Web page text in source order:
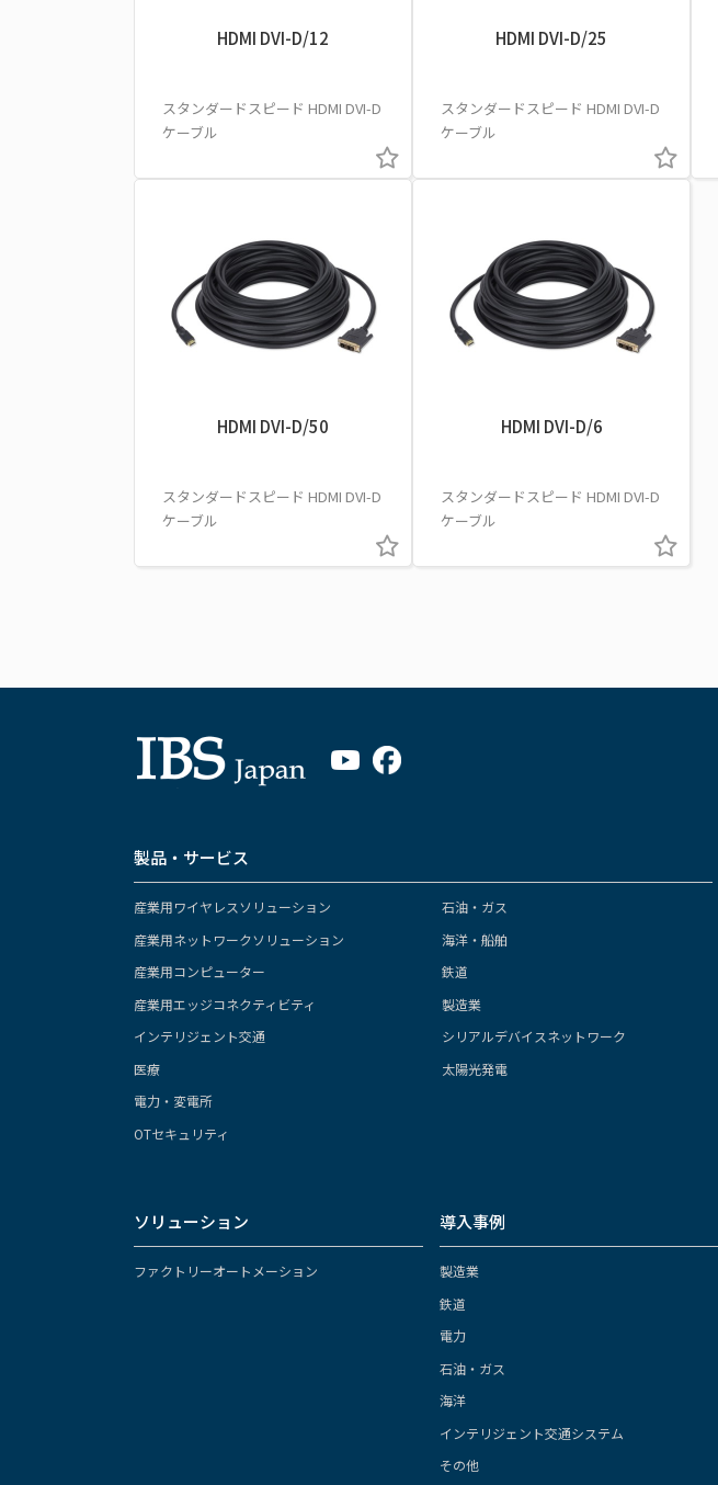
HDMI DVI-D/12
スタンダードスピード HDMI DVI-D
ケーブル
HDMI DVI-D/25
スタンダードスピード HDMI DVI-D
ケーブル
HDMI DVI-D/50
スタンダードスピード HDMI DVI-D
ケーブル
HDMI DVI-D/6
スタンダードスピード HDMI DVI-D
ケーブル
製品・サービス
産業用ワイヤレスソリューション
産業用ネットワークソリューション
産業用コンピューター
産業用エッジコネクティビティ
インテリジェント交通
医療
電力・変電所
OTセキュリティ
石油・ガス
海洋・船舶
鉄道
製造業
シリアルデバイスネットワーク
太陽光発電
ソリューション
ファクトリーオートメーション
導入事例
製造業
鉄道
電力
石油・ガス
海洋
インテリジェント交通システム
その他